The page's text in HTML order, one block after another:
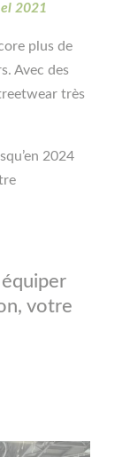
2021
plus de
Avec des
très
2024
votre